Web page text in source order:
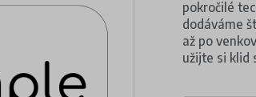
pokročilé
dodáváme
až po
užijte si klid